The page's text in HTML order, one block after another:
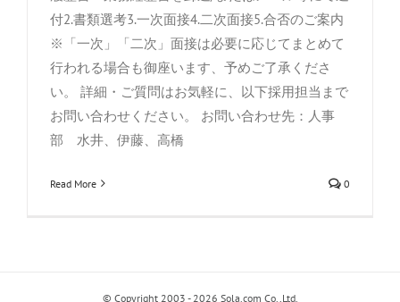
付2.書類選考3.一次面接4.二次面接5.合否のご案内
※「一次」「二次」面接は必要に応じてまとめて
行われる場合も御座います、予めご了承くださ
い。 詳細・ご質問はお気軽に、以下採用担当まで
お問い合わせください。 お問い合わせ先：人事
部 水井、伊藤、高橋
Read More 0
© Copyright 2003 - 2026 Sola.com Co.,Ltd.